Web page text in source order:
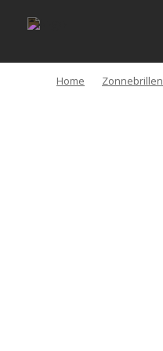
Home Zonnebrillen